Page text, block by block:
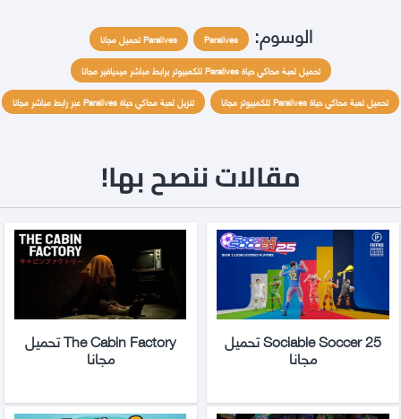
الوسوم: Paralives
Paralives تحميل مجانا
تحميل لعبة محاكي حياة Paralives للكمبيوتر برابط مباشر ميديافير مجانا
تحميل لعبة محاكي حياة Paralives للكمبيوتر مجانا
تنزيل لعبة محاكي حياة Paralives عبر رابط مباشر مجانا
مقالات ننصح بها!
Sociable Soccer 25 تحميل
مجانا
The Cabin Factory تحميل
مجانا